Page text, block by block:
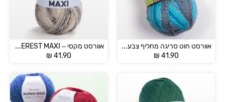
אוורסט חוט סריגה מחליף צבע – EVEREST
₪ 41.90
אוורסט מקסי – EVEREST MAXI
₪ 41.90